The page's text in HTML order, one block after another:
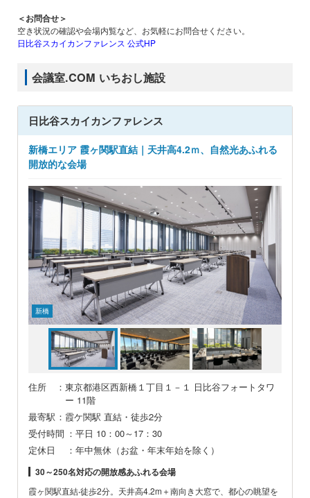
＜お問合せ＞
空き状況の確認や会場内覧など、お気軽にお問合せください。
⽇⽐⾕スカイカンファレンス 公式HP
会議室.COM いちおし施設
日比谷スカイカンファレンス
新橋エリア 霞ヶ関駅直結｜天井高4.2ｍ、自然光あふれる
新橋
住所
：東京都港区西新橋１丁目１－１ 日比谷フォートタワ
ー 11階
最寄駅 ：霞ケ関駅 直結・徒歩2分
受付時間 ：平日 10：00～17：30
定休日
：年中無休（お盆・年末年始を除く）
30～250名対応の開放感あふれる会場
霞ヶ関駅直結‧徒歩2分。天井⾼4.2m＋南向き⼤窓で、都⼼の眺望を